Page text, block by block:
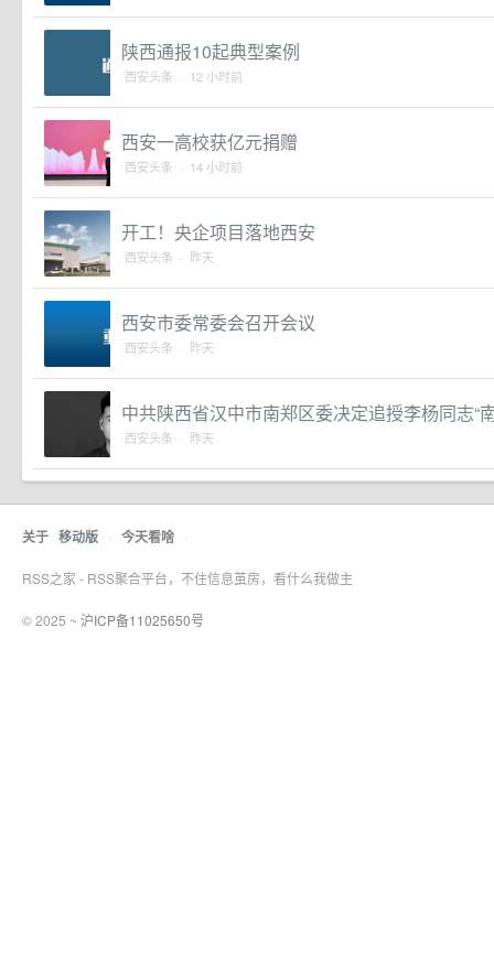
陕西通报10起典型案例
西安头条 · 12 小时前
西安一高校获亿元捐赠
西安头条 · 14 小时前
开工！央企项目落地西安
西安头条 · 昨天
西安市委常委会召开会议
西安头条 · 昨天
中共陕西省汉中市南郑区委决定追授李杨同志“
西安头条 · 昨天
关于 移动版 · 今天看啥 ·
RSS之家 - RSS聚合平台，不住信息茧房，看什么我做主
© 2025 ~ 沪ICP备11025650号